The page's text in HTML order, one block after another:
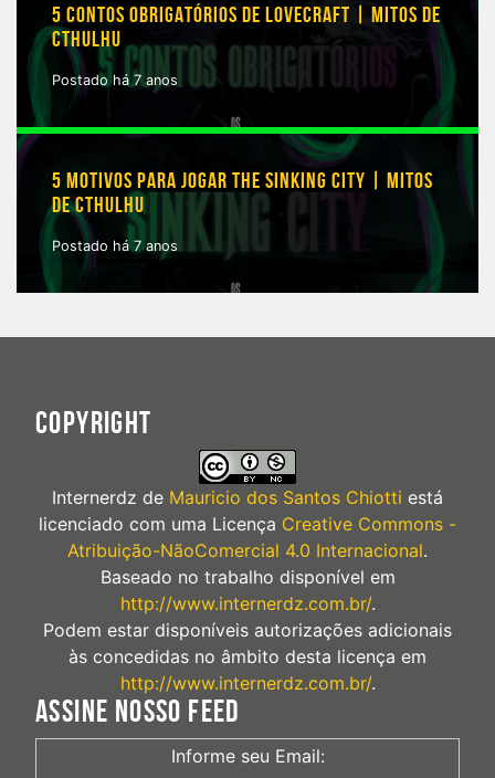
5 CONTOS OBRIGATÓRIOS DE LOVECRAFT | MITOS DE
CTHULHU
Postado há 7 anos
5 MOTIVOS PARA JOGAR THE SINKING CITY | MITOS
DE CTHULHU
Postado há 7 anos
COPYRIGHT
Internerdz de Mauricio dos Santos Chiotti está
licenciado com uma Licença Creative Commons -
Atribuição-NãoComercial 4.0 Internacional.
Baseado no trabalho disponível em
http://www.internerdz.com.br/.
Podem estar disponíveis autorizações adicionais
às concedidas no âmbito desta licença em
http://www.internerdz.com.br/.
ASSINE NOSSO FEED
Informe seu Email: